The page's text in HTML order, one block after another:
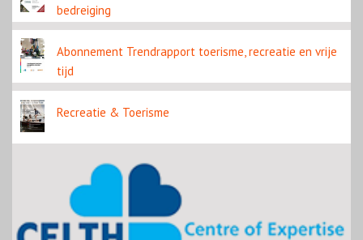
bedreiging
Abonnement Trendrapport toerisme, recreatie en vrije
tijd
Recreatie & Toerisme